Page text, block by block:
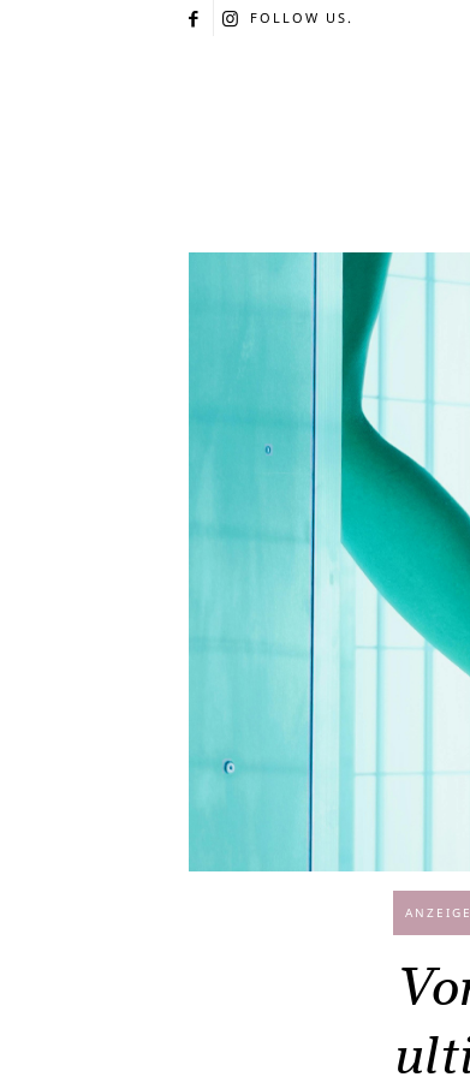
FOLLOW US.
ANZEIGE